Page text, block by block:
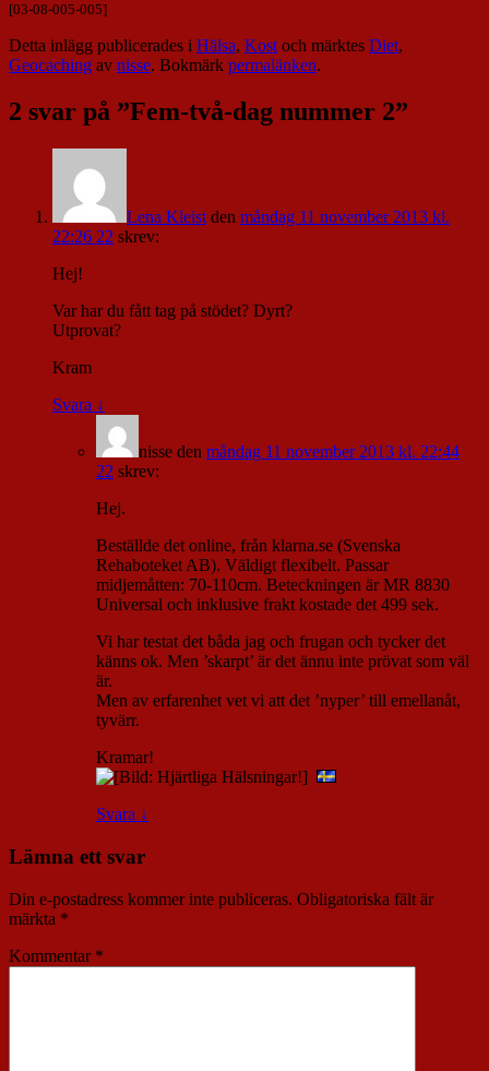
[03-08-005-005]
Detta inlägg publicerades i Hälsa, Kostoch märktes Diet,
Geocaching av nisse. Bokmärk permalänken.
2 svar på ”Fem-två-dag nummer 2”
Lena Kleist den måndag 11 november 2013 kl.
22:26 22 skrev:
Hej!
Var har du fått tag på stödet? Dyrt?
Utprovat?
Kram
Svara ↓
nisse den måndag 11 november 2013 kl. 22:44
22 skrev:
Hej.
Beställde det online, från klarna.se (Svenska
Rehaboteket AB). Väldigt flexibelt. Passar
midjemåtten: 70-110cm. Beteckningen är MR 8830
Universal och inklusive frakt kostade det 499 sek.
Vi har testat det båda jag och frugan och tycker det
känns ok. Men ’skarpt’ är det ännu inte prövat som väl
är.
Men av erfarenhet vet vi att det ’nyper’ till emellanåt,
tyvärr.
Kramar!
Svara ↓
Lämna ett svar
Din e-postadress kommer inte publiceras. Obligatoriska fält är
märkta *
Kommentar *